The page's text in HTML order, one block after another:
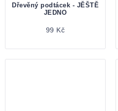
Dřevěný podtácek - JĚŠTĚ
JEDNO
99 Kč